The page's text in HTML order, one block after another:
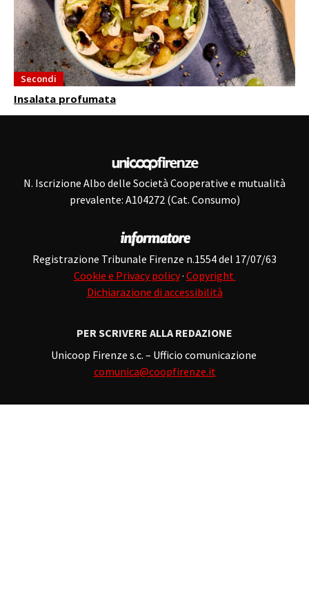
Secondi
Insalata profumata
N. Iscrizione Albo delle Società Cooperative e mutualità
prevalente: A104272 (Cat. Consumo)
Registrazione Tribunale Firenze n.1554 del 17/07/63
Cookie e Privacy policy· Copyright
Dichiarazione di accessibilità
PER SCRIVERE ALLA REDAZIONE
Unicoop Firenze s.c. – Ufficio comunicazione
comunica@coopfirenze.it